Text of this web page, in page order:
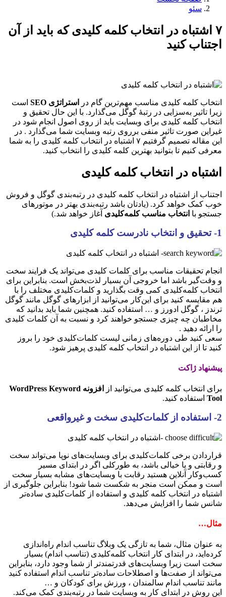
سئو
۷ اشتباه در انتخاب کلمه کلیدی که باید از آن
اجتناب کنید
انتخاب کلمه کلیدی مناسب مهم‌ترین گام در استراتژی SEO
است
زیرا تاثیر به‌سزایی در رتبه‌ٔ گوگل می‌گذارد. با این حال تحقیق و
انتخاب کلمه کلیدی برای وبسایت باید از روی اصول انجام شود در
غیراین صورت تاثیر منفی برروی رتبه وبسایت شما می‌گذارد . در
این مقاله تصمیم گرفتیم ۷ اشتباه در انتخاب کلمه کلیدی را به شما
معرفی کنیم تا بتوانید بهترین کلمه کلیدی را انتخاب کنید.
اشتباه در انتخاب کلمه کلیدی
اجتناب از اشتباه در انتخاب کلمه کلیدی در رتبه‌بندی گوگل و فروش
خوب کمک خواهد کرد. (یادتان باشد رتبه‌بندی بهتر در موتور‌های
جستجو با انتخاب مناسب کلمه‌کلیدی آغاز خواهد شد.)
1- تحقیق و انتخاب نادرست کلمه کلیدی
انجام تحقیقات مناسب برای کلمات کلیدی می‌تواند یک فرایند سخت
و وقت‌گیر باشد اما خروجی آن بسیار لذت‌بخش است. بنابراین برای
انتخاب کلمه‌کلیدی کمی وقت بگذارید و کلمات‌کلیدی مختلف را با
هم مقایسه کنید برای این‌کار می‌توانید از ابزارهای گوگل مانند گوگل
ترندز ، گوگل ادورز و … استفاده کنید. همچنین شما باید بدانید که
مخاطبان چه چیزی جستجو خواهند کرد و نسبت به آن کلمات کلیدی
را ارائه دهید .
سعی کنید طی دوره‌های زمانی لیست کلمات‌کلیدی خود را بروز
کنید تا از این اشتباه در انتخاب کلمه کلیدی پرهیز شود.
پیشنهاد ژاکت
برای انتخاب کلمه کلیدی می‌توانید از
افزونه WordPress Keyword
Tool استفاده کنید.
2- استفاده از کلمات‌کلیدی سخت و غیرواقعی
قراردادن برخی کلمات‌کلیدی برای وبسایت‌های نوپا می‌تواند سخت
و رقابتی و یا خیالی باشد، به طورکلی اگر در ابتدای مسیر
کسب‌وکار آنلاین هستید رقابت با وبسایت‌های مشابه بسیار سخت
است و ممکن است منجر به شکست شما شود! بنابراین جلوگیری از
اشتباه در انتخاب کلمه کلیدی و استفاده از کلمات‌کلیدی ساده‌تر
شانس شما را افزایش می‌دهد.
مثال…
به عنوان مثال، شما به تازگی یک وبلاگ تناسب‌ اندام راه‌اندازی
کرده‌اید، در ابتدای کار انتخاب کلمه‌کلیدی (تناسب اندام) بسیار
سخت است زیرا وبسایت‌های قدرتمندتر از شما وجود دارد، بنابراین
می‌تواند از صفت‌ها و اصطلاحات ساده‌تر تناسب‌ اندام استفاده کنید
مانند تناسب‌ اندام سالمندان ، ورزش برای کودکان و …
این روش در ابتدای کار به وبسایت شما در رتبه‌بندی کمک می‌کند.